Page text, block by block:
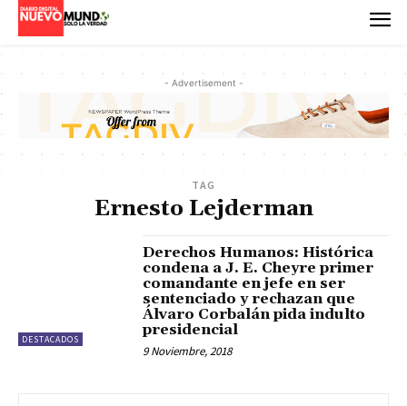
- Advertisement -
TAG
Ernesto Lejderman
DESTACADOS
Derechos Humanos: Histórica
condena a J. E. Cheyre primer
comandante en jefe en ser
sentenciado y rechazan que
Álvaro Corbalán pida indulto
presidencial
9 Noviembre, 2018